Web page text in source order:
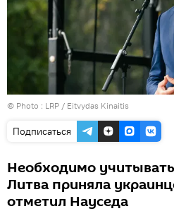
© Photo : LRP / Eitvydas Kinaitis
Подписаться
Необходимо
Литва приняла
отметил Науседа